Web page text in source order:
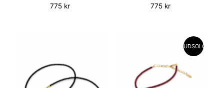
Normalpris
775 kr
Normalpris
775 kr
UDSOLGT